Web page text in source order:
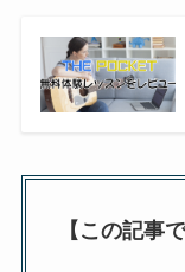
【この記事